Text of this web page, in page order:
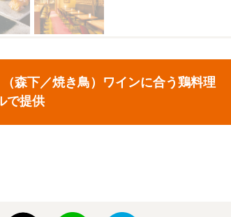
森下／焼き鳥）ワインに合う鶏料理
で提供